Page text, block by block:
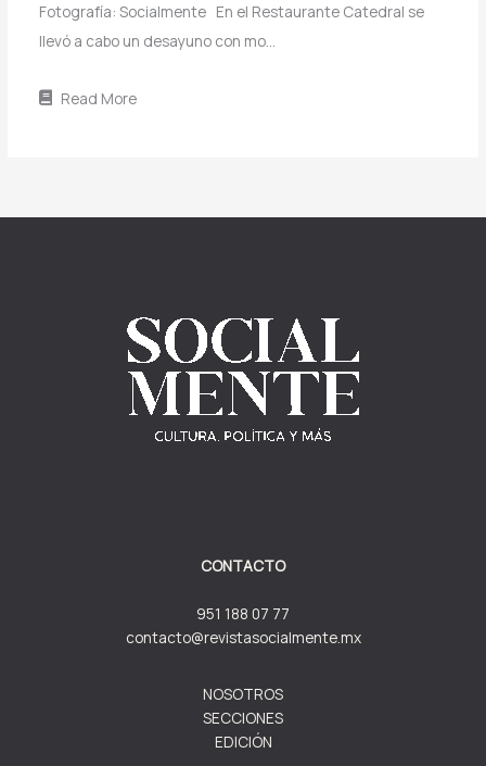
Fotografía: Socialmente En el Restaurante Catedral se
llevó a cabo un desayuno con mo…
Read More
CONTACTO
951 188 07 77
contacto@revistasocialmente.mx
NOSOTROS
SECCIONES
EDICIÓN